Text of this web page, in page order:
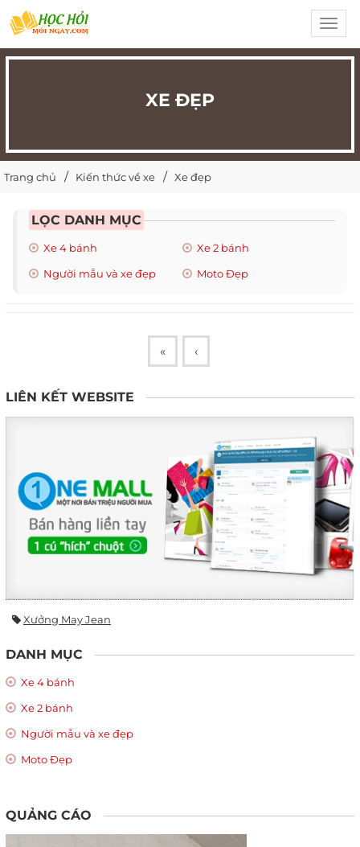
XE ĐẸP
Trang chủ Kiến thức về xe Xe đẹp
LỌC DANH MỤC
Xe 4 bánh
Xe 2 bánh
Người mẫu và xe đẹp
Moto Đẹp
« ‹
LIÊN KẾT WEBSITE
Xưởng May Jean
DANH MỤC
Xe 4 bánh
Xe 2 bánh
Người mẫu và xe đẹp
Moto Đẹp
QUẢNG CÁO